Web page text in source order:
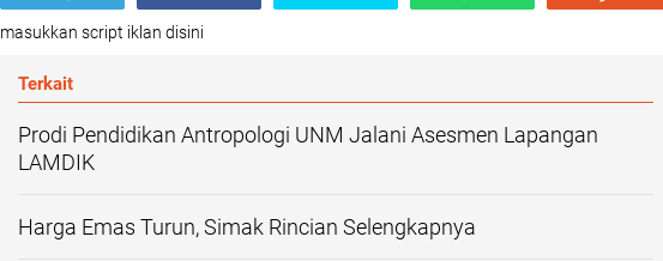
masukkan script iklan disini
Terkait
Prodi Pendidikan Antropologi UNM Jalani Asesmen Lapangan
LAMDIK
Harga Emas Turun, Simak Rincian Selengkapnya